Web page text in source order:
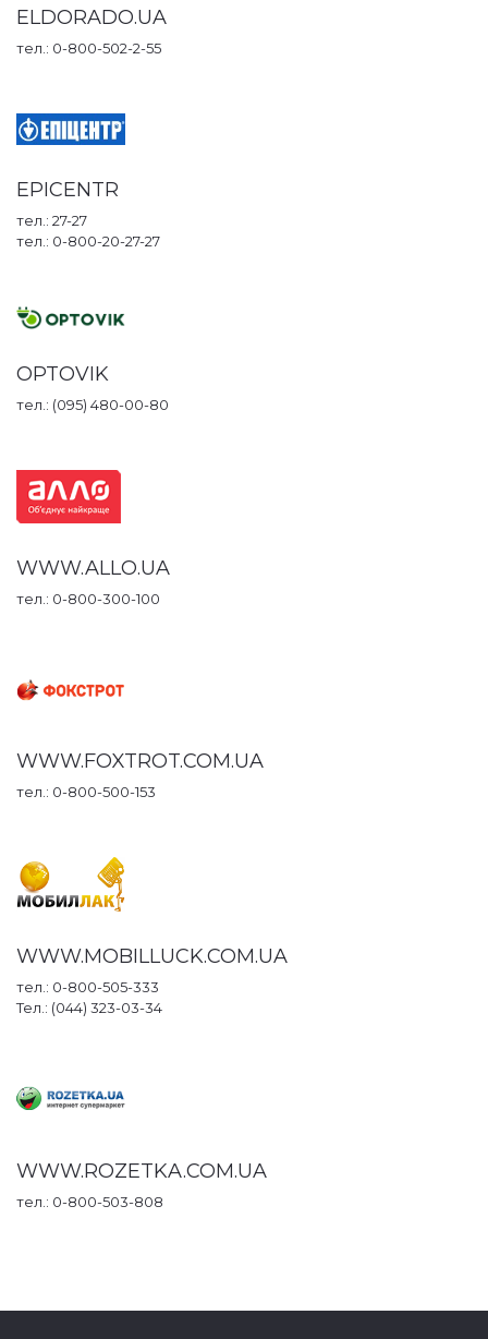
ELDORADO.UA
тел.: 0-800-502-2-55
EPICENTR
тел.: 27-27
тел.: 0-800-20-27-27
OPTOVIK
тел.: (095) 480-00-80
WWW.ALLO.UA
тел.: 0-800-300-100
WWW.FOXTROT.COM.UA
тел.: 0-800-500-153
WWW.MOBILLUCK.COM.UA
тел.: 0-800-505-333
Тел.: (044) 323-03-34
WWW.ROZETKA.COM.UA
тел.: 0-800-503-808